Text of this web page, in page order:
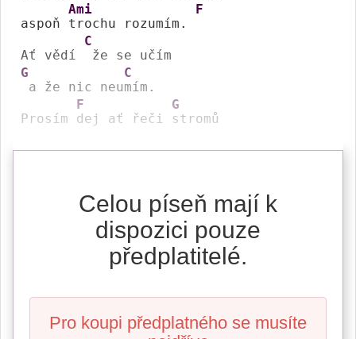
aspoň
Ami
trochu rozumím.
F
Ať vědí
C
G
a že nic neu
C
mím.
Prosím
F
dej ať řeči
G
stromů
Celou píseň mají k
dispozici pouze
předplatitelé.
Pro koupi předplatného se musíte